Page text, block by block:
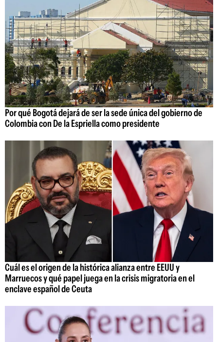
Por qué Bogotá dejará de ser la sede única del gobierno de
Colombia con De la Espriella como presidente
Cuál es el origen de la histórica alianza entre EEUU y
Marruecos y qué papel juega en la crisis migratoria en el
enclave español de Ceuta